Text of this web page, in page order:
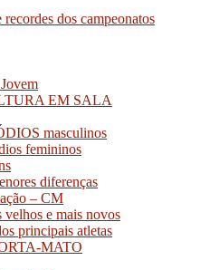
recordes dos campeonatos
EM SALA
masculinos
femininos
diferenças
– CM
velhos e mais novos
principais atletas
MATO